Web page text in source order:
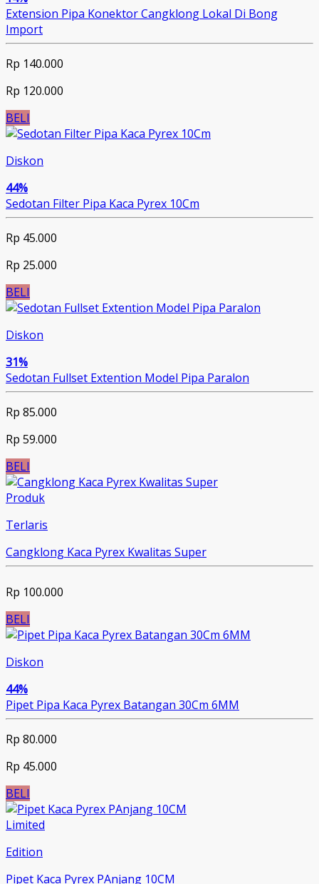
Extension Pipa Konektor Cangklong Lokal Di Bong
Import
Rp 140.000
Rp 120.000
BELI
Diskon
44%
Sedotan Filter Pipa Kaca Pyrex 10Cm
Rp 45.000
Rp 25.000
BELI
Diskon
31%
Sedotan Fullset Extention Model Pipa Paralon
Rp 85.000
Rp 59.000
BELI
Produk
Terlaris
Cangklong Kaca Pyrex Kwalitas Super
Rp 100.000
BELI
Diskon
44%
Pipet Pipa Kaca Pyrex Batangan 30Cm 6MM
Rp 80.000
Rp 45.000
BELI
Limited
Edition
Pipet Kaca Pyrex PAnjang 10CM